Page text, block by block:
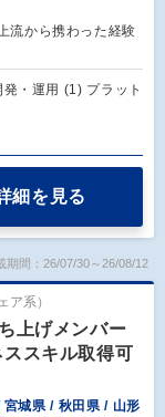
流から携わった経験
・運用 (1) プラット
細を見る
期間：26/07/30～26/08/12
ア系）
上げメンバー
スキル取得可
城県 / 秋田県 / 山形